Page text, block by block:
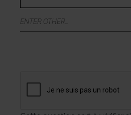
CONNU
ENTER